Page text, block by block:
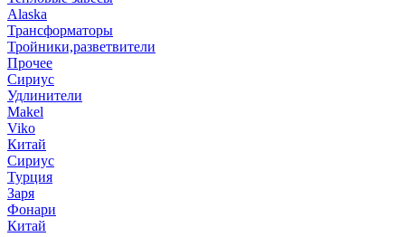
Alaska
Трансформаторы
Тройники,разветвители
Прочее
Сириус
Удлинители
Makel
Viko
Китай
Сириус
Турция
Заря
Фонари
Китай